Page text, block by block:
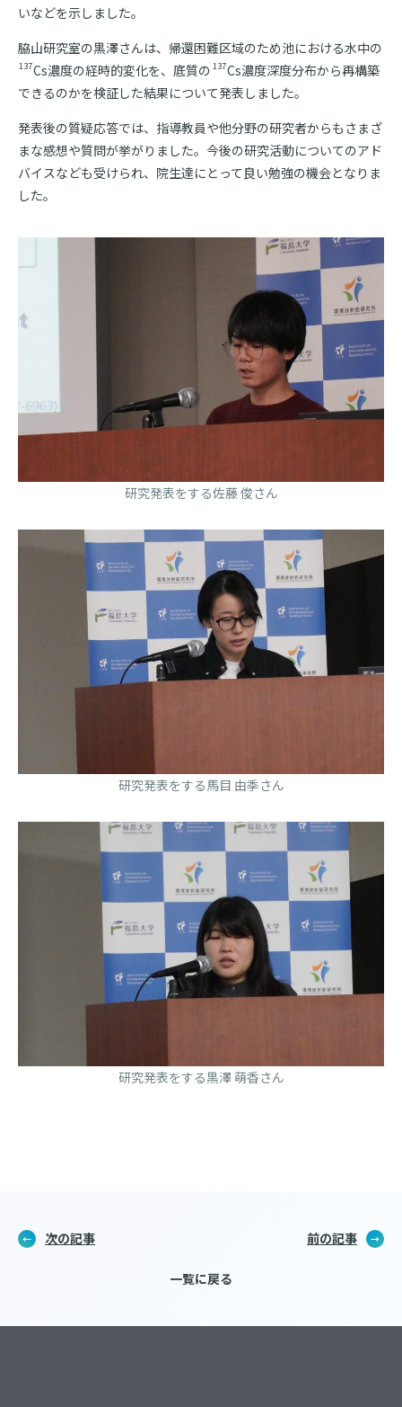
いなどを示しました。
脇山研究室の黒澤さんは、帰還困難区域のため池における水中の
137Cs濃度の経時的変化を、底質の 137Cs濃度深度分布から再構築
できるのかを検証した結果について発表しました。
発表後の質疑応答では、指導教員や他分野の研究者からもさまざ
まな感想や質問が挙がりました。今後の研究活動についてのアド
バイスなども受けられ、院生達にとって良い勉強の機会となりま
した。
研究発表をする佐藤 俊さん
研究発表をする馬目 由季さん
研究発表をする黒澤 萌香さん
次の記事 前の記事
一覧に戻る